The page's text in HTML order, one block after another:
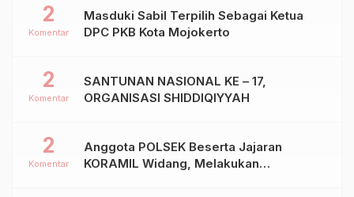
Masduki Sabil Terpilih Sebagai Ketua
DPC PKB Kota Mojokerto
2
Komentar
SANTUNAN NASIONAL KE – 17,
ORGANISASI SHIDDIQIYYAH
2
Komentar
Anggota POLSEK Beserta Jajaran
KORAMIL Widang, Melakukan
2
Komentar